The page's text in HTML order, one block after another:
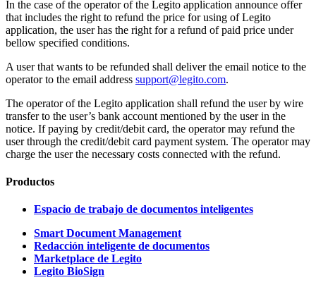
In the case of the operator of the Legito application announce offer
that includes the right to refund the price for using of Legito
application, the user has the right for a refund of paid price under
bellow specified conditions.
A user that wants to be refunded shall deliver the email notice to the
operator to the email address support@legito.com.
The operator of the Legito application shall refund the user by wire
transfer to the user’s bank account mentioned by the user in the
notice. If paying by credit/debit card, the operator may refund the
user through the credit/debit card payment system. The operator may
charge the user the necessary costs connected with the refund.
Productos
Espacio de trabajo de documentos inteligentes
Smart Document Management
Redacción inteligente de documentos
Marketplace de Legito
Legito BioSign